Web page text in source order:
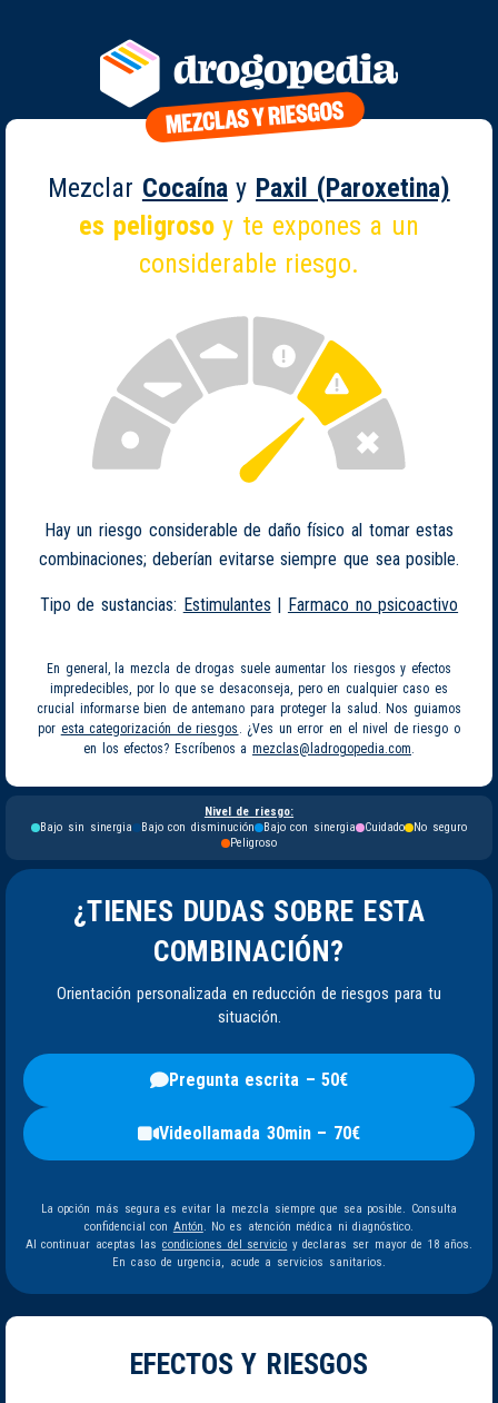
Mezclar Cocaínay Paxil (Paroxetina)
es peligrosoy te expones a un
considerable riesgo.
Hay un riesgo considerable de daño físico al tomar estas
combinaciones; deberían evitarse siempre que sea posible.
Tipo de sustancias: Estimulantes | Farmaco no psicoactivo
En general, la mezcla de drogas suele aumentar los riesgos y efectos
impredecibles, por lo que se desaconseja, pero en cualquier caso es
crucial informarse bien de antemano para proteger la salud. Nos guiamos
por esta categorización de riesgos . ¿Ves un error en el nivel de riesgo o
en los efectos? Escríbenos a mezclas@ladrogopedia.com.
Nivel de riesgo:
Bajo sin sinergia
Bajo con disminución Bajo con sinergia Cuidado
No seguro
Peligroso
¿TIENES DUDAS SOBRE ESTA
COMBINACIÓN?
Orientación personalizada en reducción de riesgos para tu
situación.
Pregunta escrita – 50€
Videollamada 30min – 70€
La opción más segura es evitar la mezcla siempre que sea posible. Consulta
confidencial con Antón. No es atención médica ni diagnóstico.
Al continuar aceptas las condiciones del servicio y declaras ser mayor de 18 años.
En caso de urgencia, acude a servicios sanitarios.
EFECTOS Y RIESGOS